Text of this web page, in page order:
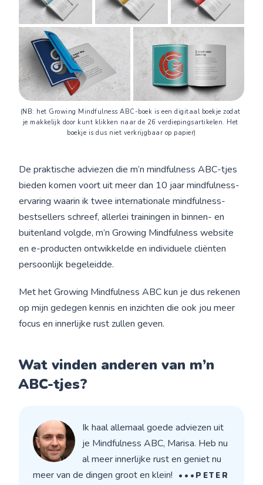
(NB: het Growing Mindfulness ABC-boek is een digitaal boekje zodat
je makkelijk door kunt klikken naar de 26 verdiepingsartikelen. Het
boekje is dus niet verkrijgbaar op papier)
De praktische adviezen die m’n mindfulness ABC-tjes
bieden komen voort uit meer dan 10 jaar mindfulness-
ervaring waarin ik twee internationale mindfulness-
bestsellers schreef, allerlei trainingen in binnen- en
buitenland volgde, m’n Growing Mindfulness website
en e-producten ontwikkelde en individuele cliënten
persoonlijk begeleidde.
Met het Growing Mindfulness ABC kun je dus rekenen
op mijn gedegen kennis en inzichten die ook jou meer
focus en innerlijke rust zullen geven.
Wat vinden anderen van m’n
ABC-tjes?
Ik haal allemaal goede adviezen uit
je Mindfulness ABC, Marisa. Heb nu
al meer innerlijke rust en geniet nu
meer van de dingen groot en klein!
•••PETER